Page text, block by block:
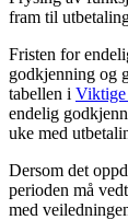
fram til
Fristen for
godkjenning og
tabellen i Viktige
endelig
uke med
Dersom det
perioden må
med